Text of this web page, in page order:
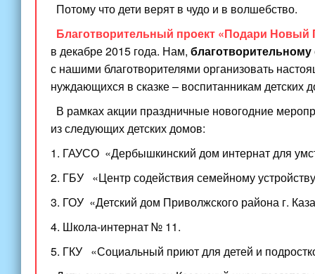
Потому что дети верят в чудо и в волшебство.
Благотворительный проект «Подари Новый
в декабре 2015 года. Нам,
с нашими благотворителями организовать
нуждающихся в сказке – воспитанникам детских
В рамках акции праздничные новогодние
из следующих детских домов:
1. ГАУСО «Дербышкинский дом интернат для
2. ГБУ «Центрсодействия семейному
3. ГОУ «Детский дом Приволжского района г.
4. Школа-интернат № 11.
5. ГКУ «Социальный приют для детей и